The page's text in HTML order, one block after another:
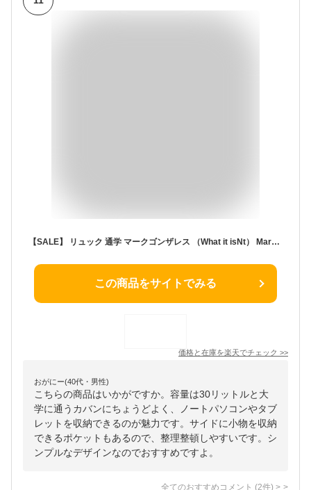
【SALE】 リュック 通学 マークゴンザレス （What it isNt） MarkGonzales ワット イット イズント ゴンズ リュックサック カバン バッグ 黒 おしゃれ 高校生 大学生 デイパック A4 B4 30L タブレット PC収納 メンズ レディース 女子 男子 黒リュック 通勤 旅行 30L以上
この商品をサイトでみる
価格と在庫を楽天でチェック >>
おがにー(40代・男性)
こちらの商品はいかがですか。容量は30リットルと大
学に通うカバンにちょうどよく、ノートパソコンやタブ
レットを収納できるのが魅力です。サイドに小物を収納
できるポケットもあるので、整理整頓しやすいです。シ
ンプルなデザインなのでおすすめですよ。
全てのおすすめコメント (2件) >